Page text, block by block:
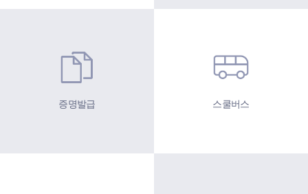
증명발급 스쿨버스